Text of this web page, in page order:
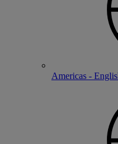
Americas -